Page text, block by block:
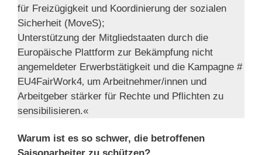
für Freizügigkeit und Koordinierung der sozialen
Sicherheit (MoveS);
Unterstützung der Mitgliedstaaten durch die
Europäische Plattform zur Bekämpfung nicht
angemeldeter Erwerbstätigkeit und die Kampagne #
EU4FairWork4‚ um Arbeitnehmer/innen und
Arbeitgeber stärker für Rechte und Pflichten zu
sensibilisieren.«
Warum ist es so schwer, die betroffenen